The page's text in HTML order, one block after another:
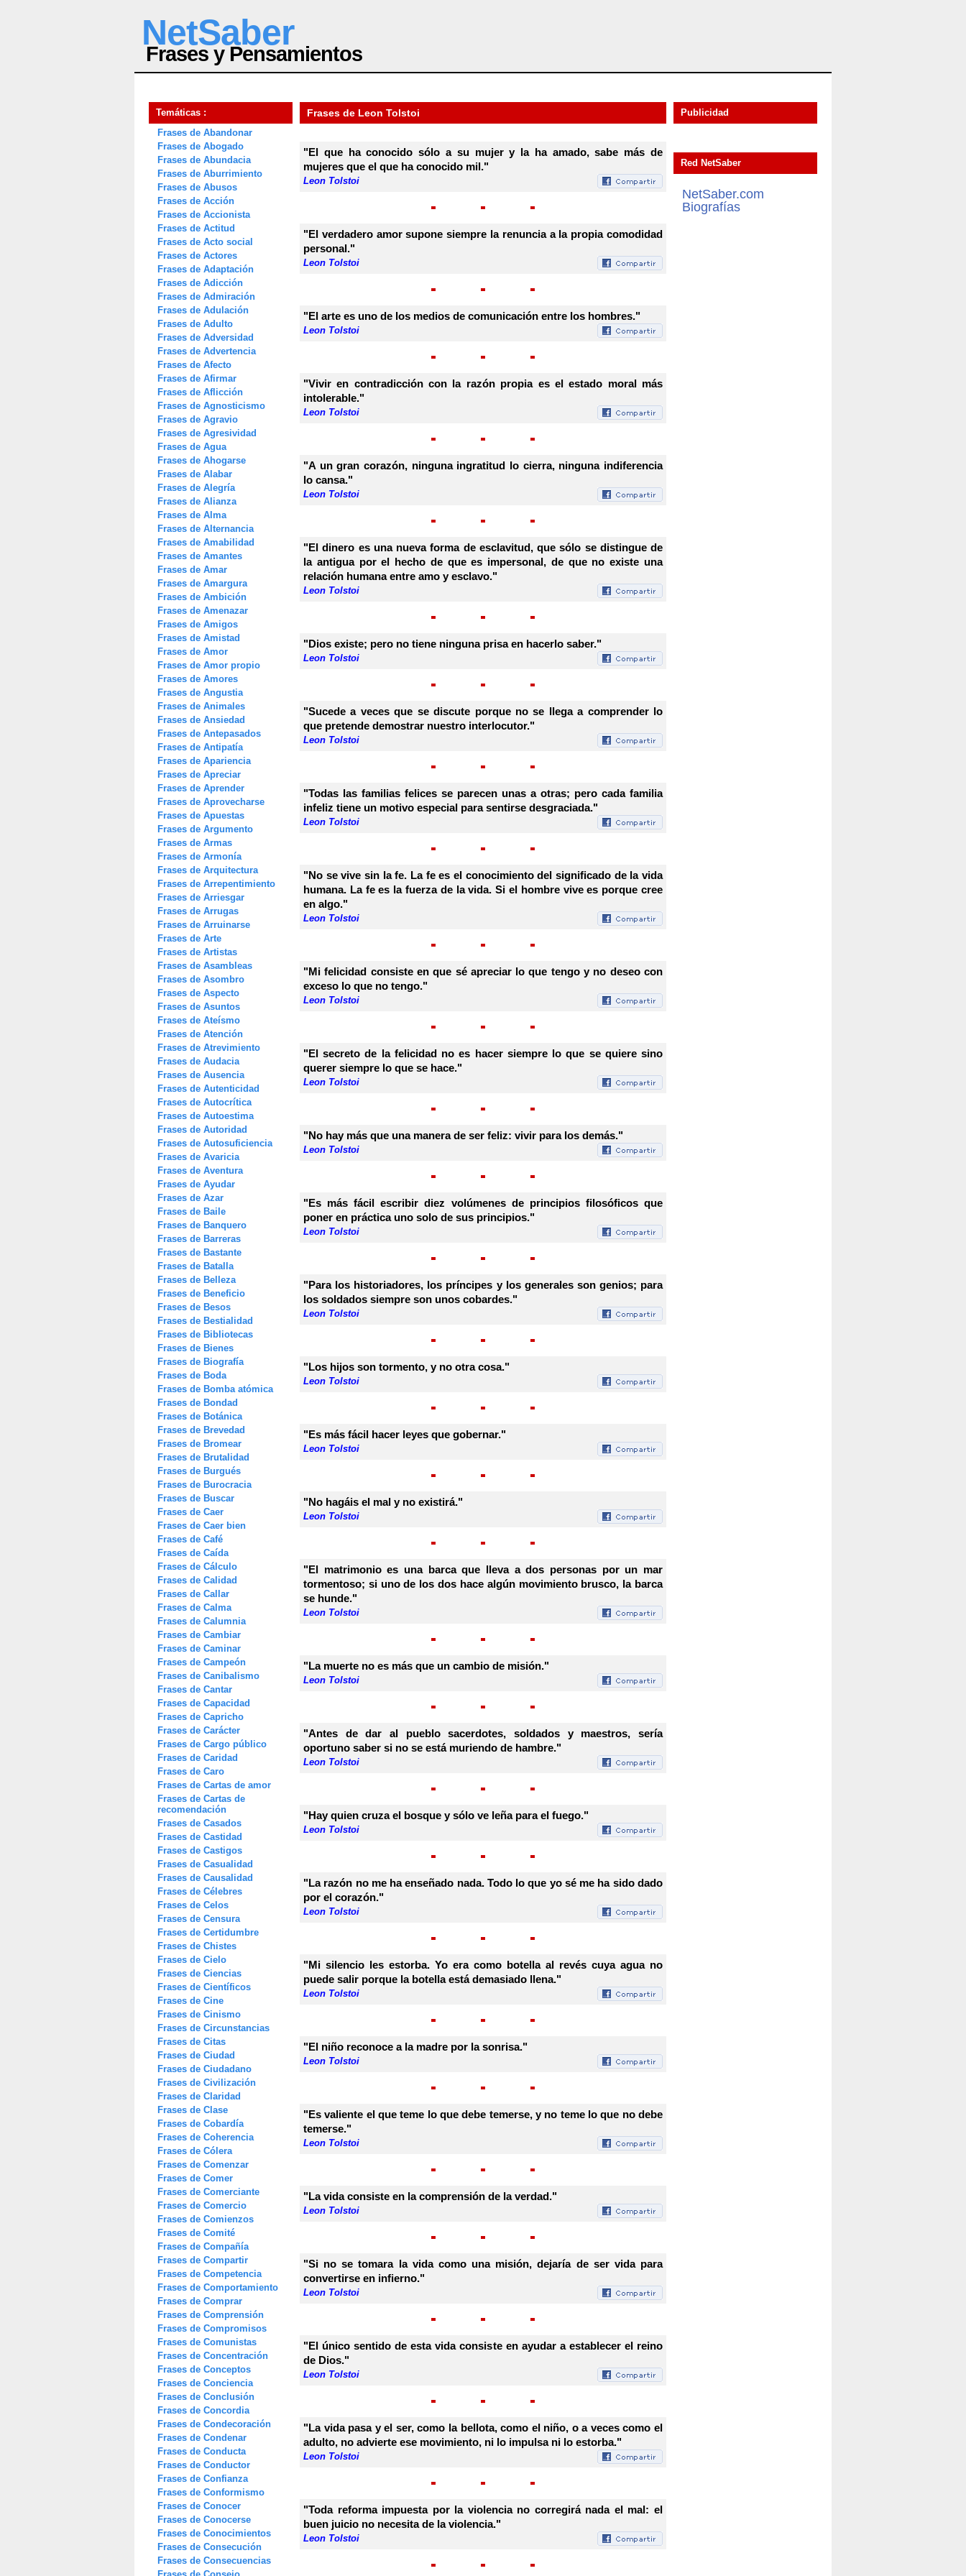
NetSaber
Frases y Pensamientos
Temáticas :
Frases de Abandonar
Frases de Abogado
Frases de Abundacia
Frases de Aburrimiento
Frases de Abusos
Frases de Acción
Frases de Accionista
Frases de Actitud
Frases de Acto social
Frases de Actores
Frases de Adaptación
Frases de Adicción
Frases de Admiración
Frases de Adulación
Frases de Adulto
Frases de Adversidad
Frases de Advertencia
Frases de Afecto
Frases de Afirmar
Frases de Aflicción
Frases de Agnosticismo
Frases de Agravio
Frases de Agresividad
Frases de Agua
Frases de Ahogarse
Frases de Alabar
Frases de Alegría
Frases de Alianza
Frases de Alma
Frases de Alternancia
Frases de Amabilidad
Frases de Amantes
Frases de Amar
Frases de Amargura
Frases de Ambición
Frases de Amenazar
Frases de Amigos
Frases de Amistad
Frases de Amor
Frases de Amor propio
Frases de Amores
Frases de Angustia
Frases de Animales
Frases de Ansiedad
Frases de Antepasados
Frases de Antipatía
Frases de Apariencia
Frases de Apreciar
Frases de Aprender
Frases de Aprovecharse
Frases de Apuestas
Frases de Argumento
Frases de Armas
Frases de Armonía
Frases de Arquitectura
Frases de Arrepentimiento
Frases de Arriesgar
Frases de Arrugas
Frases de Arruinarse
Frases de Arte
Frases de Artistas
Frases de Asambleas
Frases de Asombro
Frases de Aspecto
Frases de Asuntos
Frases de Ateísmo
Frases de Atención
Frases de Atrevimiento
Frases de Audacia
Frases de Ausencia
Frases de Autenticidad
Frases de Autocrítica
Frases de Autoestima
Frases de Autoridad
Frases de Autosuficiencia
Frases de Avaricia
Frases de Aventura
Frases de Ayudar
Frases de Azar
Frases de Baile
Frases de Banquero
Frases de Barreras
Frases de Bastante
Frases de Batalla
Frases de Belleza
Frases de Beneficio
Frases de Besos
Frases de Bestialidad
Frases de Bibliotecas
Frases de Bienes
Frases de Biografía
Frases de Boda
Frases de Bomba atómica
Frases de Bondad
Frases de Botánica
Frases de Brevedad
Frases de Bromear
Frases de Brutalidad
Frases de Burgués
Frases de Burocracia
Frases de Buscar
Frases de Caer
Frases de Caer bien
Frases de Café
Frases de Caída
Frases de Cálculo
Frases de Calidad
Frases de Callar
Frases de Calma
Frases de Calumnia
Frases de Cambiar
Frases de Caminar
Frases de Campeón
Frases de Canibalismo
Frases de Cantar
Frases de Capacidad
Frases de Capricho
Frases de Carácter
Frases de Cargo público
Frases de Caridad
Frases de Caro
Frases de Cartas de amor
Frases de Cartas de
recomendación
Frases de Casados
Frases de Castidad
Frases de Castigos
Frases de Casualidad
Frases de Causalidad
Frases de Célebres
Frases de Celos
Frases de Censura
Frases de Certidumbre
Frases de Chistes
Frases de Cielo
Frases de Ciencias
Frases de Científicos
Frases de Cine
Frases de Cinismo
Frases de Circunstancias
Frases de Citas
Frases de Ciudad
Frases de Ciudadano
Frases de Civilización
Frases de Claridad
Frases de Clase
Frases de Cobardía
Frases de Coherencia
Frases de Cólera
Frases de Comenzar
Frases de Comer
Frases de Comerciante
Frases de Comercio
Frases de Comienzos
Frases de Comité
Frases de Compañía
Frases de Compartir
Frases de Competencia
Frases de Comportamiento
Frases de Comprar
Frases de Comprensión
Frases de Compromisos
Frases de Comunistas
Frases de Concentración
Frases de Conceptos
Frases de Conciencia
Frases de Conclusión
Frases de Concordia
Frases de Condecoración
Frases de Condenar
Frases de Conducta
Frases de Conductor
Frases de Confianza
Frases de Conformismo
Frases de Conocer
Frases de Conocerse
Frases de Conocimientos
Frases de Consecución
Frases de Consecuencias
Frases de Leon Tolstoi
"El que ha conocido sólo a su mujer y la ha amado, sabe más de
mujeres que el que ha conocido mil."
Leon Tolstoi
"El verdadero amor supone siempre la renuncia a la propia comodidad
personal."
Leon Tolstoi
"El arte es uno de los medios de comunicación entre los hombres."
Leon Tolstoi
"Vivir en contradicción con la razón propia es el estado moral más
intolerable."
Leon Tolstoi
"A un gran corazón, ninguna ingratitud lo cierra, ninguna indiferencia
lo cansa."
Leon Tolstoi
"El dinero es una nueva forma de esclavitud, que sólo se distingue de
la antigua por el hecho de que es impersonal, de que no existe una
relación humana entre amo y esclavo."
Leon Tolstoi
"Dios existe; pero no tiene ninguna prisa en hacerlo saber."
Leon Tolstoi
"Sucede a veces que se discute porque no se llega a comprender lo
que pretende demostrar nuestro interlocutor."
Leon Tolstoi
"Todas las familias felices se parecen unas a otras; pero cada familia
infeliz tiene un motivo especial para sentirse desgraciada."
Leon Tolstoi
"No se vive sin la fe. La fe es el conocimiento del significado de la vida
humana. La fe es la fuerza de la vida. Si el hombre vive es porque cree
en algo."
Leon Tolstoi
"Mi felicidad consiste en que sé apreciar lo que tengo y no deseo con
exceso lo que no tengo."
Leon Tolstoi
"El secreto de la felicidad no es hacer siempre lo que se quiere sino
querer siempre lo que se hace."
Leon Tolstoi
"No hay más que una manera de ser feliz: vivir para los demás."
Leon Tolstoi
"Es más fácil escribir diez volúmenes de principios filosóficos que
poner en práctica uno solo de sus principios."
Leon Tolstoi
"Para los historiadores, los príncipes y los generales son genios; para
los soldados siempre son unos cobardes."
Leon Tolstoi
"Los hijos son tormento, y no otra cosa."
Leon Tolstoi
"Es más fácil hacer leyes que gobernar."
Leon Tolstoi
"No hagáis el mal y no existirá."
Leon Tolstoi
"El matrimonio es una barca que lleva a dos personas por un mar
tormentoso; si uno de los dos hace algún movimiento brusco, la barca
se hunde."
Leon Tolstoi
"La muerte no es más que un cambio de misión."
Leon Tolstoi
"Antes de dar al pueblo sacerdotes, soldados y maestros, sería
oportuno saber si no se está muriendo de hambre."
Leon Tolstoi
"Hay quien cruza el bosque y sólo ve leña para el fuego."
Leon Tolstoi
"La razón no me ha enseñado nada. Todo lo que yo sé me ha sido dado
por el corazón."
Leon Tolstoi
"Mi silencio les estorba. Yo era como botella al revés cuya agua no
puede salir porque la botella está demasiado llena."
Leon Tolstoi
"El niño reconoce a la madre por la sonrisa."
Leon Tolstoi
"Es valiente el que teme lo que debe temerse, y no teme lo que no debe
temerse."
Leon Tolstoi
"La vida consiste en la comprensión de la verdad."
Leon Tolstoi
"Si no se tomara la vida como una misión, dejaría de ser vida para
convertirse en infierno."
Leon Tolstoi
"El único sentido de esta vida consiste en ayudar a establecer el reino
de Dios."
Leon Tolstoi
"La vida pasa y el ser, como la bellota, como el niño, o a veces como el
adulto, no advierte ese movimiento, ni lo impulsa ni lo estorba."
Leon Tolstoi
"Toda reforma impuesta por la violencia no corregirá nada el mal: el
buen juicio no necesita de la violencia."
Leon Tolstoi
Publicidad
Red NetSaber
NetSaber.com
Biografías